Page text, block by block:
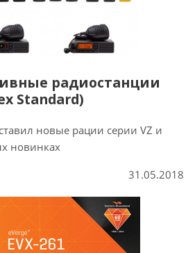
радиостанции
Standard)
новые рации серии VZ и
новинках
31.05.2018